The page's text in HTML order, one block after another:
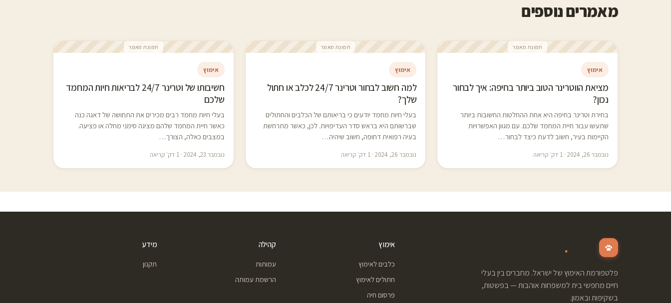
מאמרים נוספים
תמונת מאמר
אימוץ
מציאת הווטרינר הטוב ביותר בחיפה: איך לבחור
נכון?
בחירת וטרינר בחיפה היא אחת ההחלטות החשובות ביותר
שתעשו עבור חיית המחמד שלכם. עם מגוון האפשרויות
הקיימות בעיר, חשוב לדעת כיצד לבחור…
נובמבר 26, 2024 · 1 דק׳ קריאה
תמונת מאמר
אימוץ
למה חשוב לבחור וטרינר 24/7 לכלב או חתול
שלך?
בעלי חיות מחמד יודעים כי בריאותם של הכלבים והחתולים
שברשותם היא בראש סדר העדיפויות. לכן, כאשר מתרחשת
בעיה רפואית דחופה, חשוב שיהיה…
נובמבר 26, 2024 · 1 דק׳ קריאה
תמונת מאמר
אימוץ
חשיבותו של וטרינר 24/7 לבריאות חיות המחמד
שלכם
בעלי חיות מחמד רבים מכירים את התחושה של דאגה כנה
כאשר חיית המחמד שלהם מציגה סימני מחלה או פציעה.
במצבים כאלה, הצורך…
נובמבר 23, 2024 · 1 דק׳ קריאה
.
פלטפורמת האימוץ של ישראל. מחברים בין בעלי
חיים מחפשי בית למשפחות אוהבות — בפשטות,
בשקיפות ובאמון.
אימוץ
כלבים לאימוץ
חתולים לאימוץ
פרסום חיה
קהילה
עמותות
הרשמת עמותה
מידע
תקנון